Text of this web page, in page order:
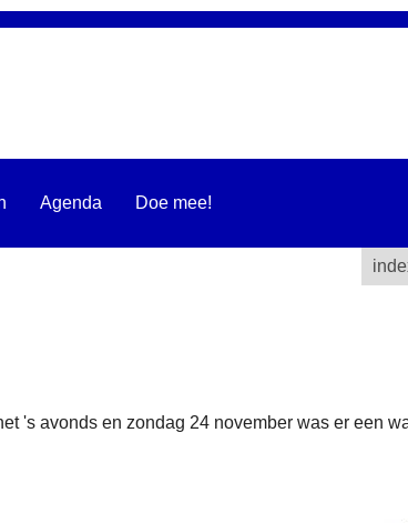
Agenda Doe mee!
's avonds en zondag 24 november was er een